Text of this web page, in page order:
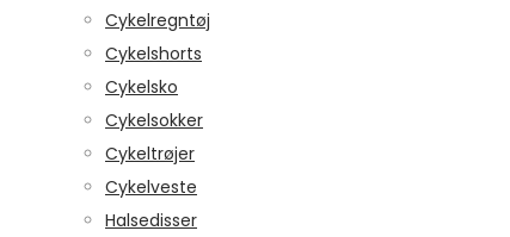
Cykelregntøj
Cykelshorts
Cykelsko
Cykelsokker
Cykeltrøjer
Cykelveste
Halsedisser